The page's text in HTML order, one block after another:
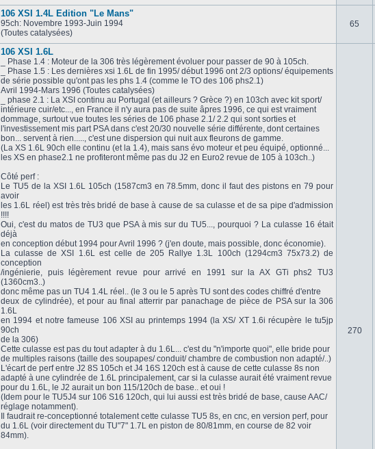
106 XSI 1.4L Edition "Le Mans"
95ch: Novembre 1993-Juin 1994
(Toutes catalysées)
65
106 XSI 1.6L
_ Phase 1.4 : Moteur de la 306 très légèrement évoluer pour passer de 90 à 105ch.
_ Phase 1.5 : Les dernières xsi 1.6L de fin 1995/ début 1996 ont 2/3 options/ équipements
de série possible qu'ont pas les phs 1.4 (comme le TO des 106 phs2.1)
Avril 1994-Mars 1996 (Toutes catalysées)
_ phase 2.1 : La XSI continu au Portugal (et ailleurs ? Grèce ?) en 103ch avec kit sport/
intérieure cuir/etc..., en France il n'y aura pas de suite âpres 1996, ce qui est vraiment
dommage, surtout vue toutes les séries de 106 phase 2.1/ 2.2 qui sont sorties et
l'investissement mis part PSA dans c'est 20/30 nouvelle série différente, dont certaines
bon... servent à rien....., c'est une dispersion qui nuit aux fleurons de gamme.
(La XS 1.6L 90ch elle continu (et la 1.4), mais sans évo moteur et peu équipé, optionné...
les XS en phase2.1 ne profiteront même pas du J2 en Euro2 revue de 105 à 103ch..)
Côté perf :
Le TU5 de la XSI 1.6L 105ch (1587cm3 en 78.5mm, donc il faut des pistons en 79 pour
avoir
les 1.6L réel) est très très bridé de base à cause de sa culasse et de sa pipe d'admission
!!!!
Oui, c'est du matos de TU3 que PSA à mis sur du TU5..., pourquoi ? La culasse 16 était
déjà
en conception début 1994 pour Avril 1996 ? (j'en doute, mais possible, donc économie).
La culasse de XSI 1.6L est celle de 205 Rallye 1.3L 100ch (1294cm3 75x73.2) de
conception
/ingénierie, puis légèrement revue pour arrivé en 1991 sur la AX GTi phs2 TU3
(1360cm3..)
donc même pas un TU4 1.4L réel.. (le 3 ou le 5 après TU sont des codes chiffré d'entre
deux de cylindrée), et pour au final atterrir par panachage de pièce de PSA sur la 306
1.6L
en 1994 et notre fameuse 106 XSI au printemps 1994 (la XS/ XT 1.6i récupère le tu5jp
90ch
de la 306)
Cette culasse est pas du tout adapter à du 1.6L... c'est du "n'importe quoi", elle bride pour
de multiples raisons (taille des soupapes/ conduit/ chambre de combustion non adapté/..)
L'écart de perf entre J2 8S 105ch et J4 16S 120ch est à cause de cette culasse 8s non
adapté à une cylindrée de 1.6L principalement, car si la culasse aurait été vraiment revue
pour du 1.6L, le J2 aurait un bon 115/120ch de base.. et oui !
(Idem pour le TU5J4 sur 106 S16 120ch, qui lui aussi est très bridé de base, cause AAC/
réglage notamment).
Il faudrait re-conceptionné totalement cette culasse TU5 8s, en cnc, en version perf, pour
du 1.6L (voir directement du TU"7" 1.7L en piston de 80/81mm, en course de 82 voir
84mm).
270